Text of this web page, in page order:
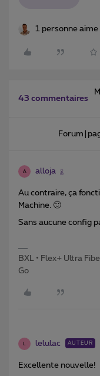
1 personne aime
43 commentaires
A alloja
Au contraire, ça
Machine. 🙂
Sans aucune config
BXL • Flex+ Ultra
Go
L lelulac AUTEUR
Excellente nouvelle!